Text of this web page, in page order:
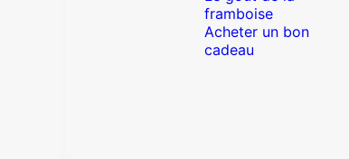
framboise
Acheter un bon
cadeau